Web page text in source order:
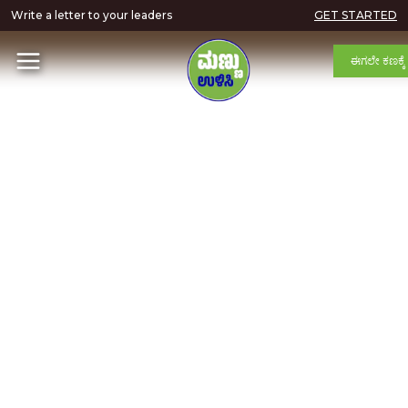
Write a letter to your leaders GET STARTED
ಈಗಲೇ ಕಣಕ್ಕೆ